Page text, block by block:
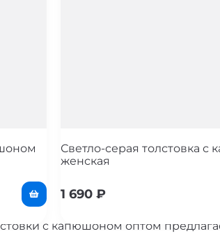
Светло-серая толстовка с
женская
1 690₽
с капюшоном оптом